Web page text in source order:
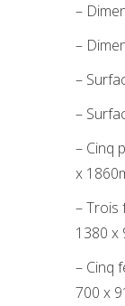
–
–
–
–
– Cinq
x
– Trois
1380 x
– Cinq
700 x